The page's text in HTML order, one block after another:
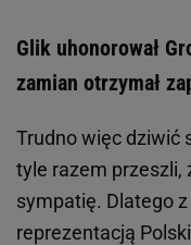
Glik uhonorował
zamian otrzymał
Trudno więc dziwić
tyle razem przeszli,
sympatię. Dlatego
reprezentacją